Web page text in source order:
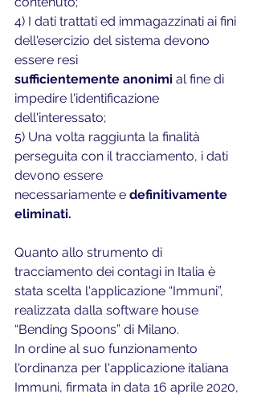
4) I dati trattati ed immagazzinati ai fini
dell'esercizio del sistema devono
essere resi
sufficientemente anonimi al fine di
impedire l'identificazione
dell'interessato;
5) Una volta raggiunta la finalità
perseguita con il tracciamento, i dati
devono essere
necessariamente e definitivamente
eliminati.
Quanto allo strumento di
tracciamento dei contagi in Italia è
stata scelta l'applicazione “Immuni”,
realizzata dalla software house
“Bending Spoons” di Milano.
In ordine al suo funzionamento
l'ordinanza per l'applicazione italiana
Immuni, firmata in data 16 aprile 2020,